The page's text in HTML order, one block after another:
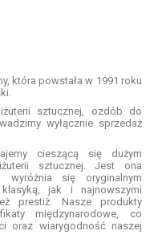
która powstała w 1991 roku
sztucznej, ozdób do
wyłącznie sprzedaż
cieszącą się dużym
sztucznej. Jest ona
się oryginalnym
jak i najnowszymi
prestiż. Nasze produkty
międzynarodowe, co
oraz wiarygodność naszej